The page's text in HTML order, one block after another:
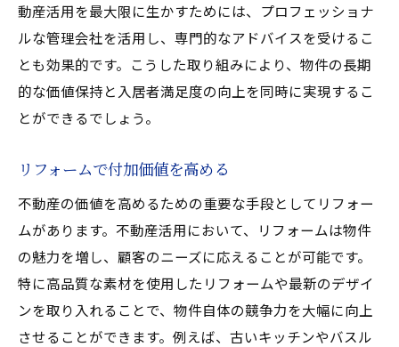
動産活用を最大限に生かすためには、プロフェッショナ
ルな管理会社を活用し、専門的なアドバイスを受けるこ
とも効果的です。こうした取り組みにより、物件の長期
的な価値保持と入居者満足度の向上を同時に実現するこ
とができるでしょう。
リフォームで付加価値を高める
不動産の価値を高めるための重要な手段としてリフォー
ムがあります。不動産活用において、リフォームは物件
の魅力を増し、顧客のニーズに応えることが可能です。
特に高品質な素材を使用したリフォームや最新のデザイ
ンを取り入れることで、物件自体の競争力を大幅に向上
させることができます。例えば、古いキッチンやバスル